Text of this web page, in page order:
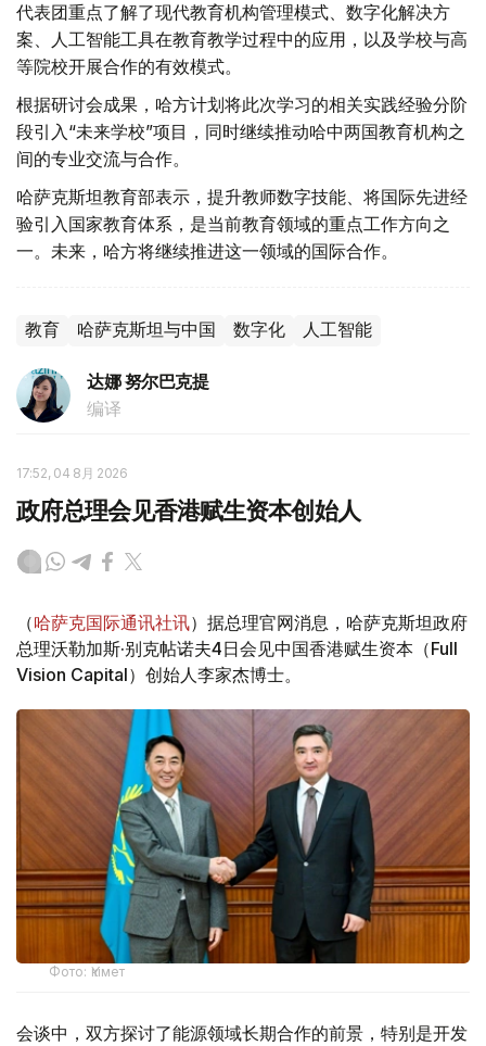
代表团重点了解了现代教育机构管理模式、数字化解决方
案、人工智能工具在教育教学过程中的应用，以及学校与高
等院校开展合作的有效模式。
根据研讨会成果，哈方计划将此次学习的相关实践经验分阶
段引入“未来学校”项目，同时继续推动哈中两国教育机构之
间的专业交流与合作。
哈萨克斯坦教育部表示，提升教师数字技能、将国际先进经
验引入国家教育体系，是当前教育领域的重点工作方向之
一。未来，哈方将继续推进这一领域的国际合作。
教育 哈萨克斯坦与中国 数字化 人工智能
达娜 努尔巴克提
编译
17:52, 04 8月 2026
政府总理会见香港赋生资本创始人
（哈萨克国际通讯社讯）据总理官网消息，哈萨克斯坦政府
总理沃勒加斯·别克帖诺夫4日会见中国香港赋生资本（Full
Vision Capital）创始人李家杰博士。
Фото: Үкімет
会谈中，双方探讨了能源领域长期合作的前景，特别是开发